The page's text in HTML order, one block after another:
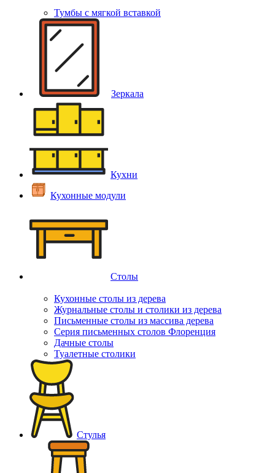
Тумбы с мягкой вставкой
Зеркала
Кухни
Кухонные модули
Столы
Кухонные столы из дерева
Журнальные столы и столики из дерева
Письменные столы из массива дерева
Серия письменных столов Флоренция
Дачные столы
Туалетные столики
Стулья